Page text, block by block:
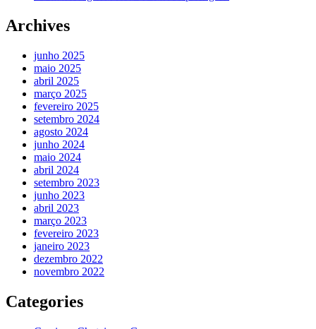
Archives
junho 2025
maio 2025
abril 2025
março 2025
fevereiro 2025
setembro 2024
agosto 2024
junho 2024
maio 2024
abril 2024
setembro 2023
junho 2023
abril 2023
março 2023
fevereiro 2023
janeiro 2023
dezembro 2022
novembro 2022
Categories